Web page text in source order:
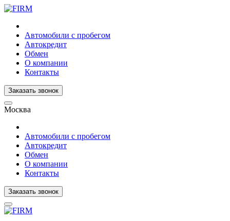
Автомобили с пробегом
Автокредит
Обмен
О компании
Контакты
Заказать звонок
Москва
Автомобили с пробегом
Автокредит
Обмен
О компании
Контакты
Заказать звонок